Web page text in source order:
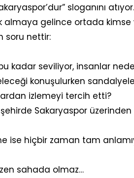
sloganını
almaya gelince ortada kimse
soru nettir:
kadar seviliyor, insanlar
konuşulurken
izlemeyi tercih etti?
şehirde Sakaryaspor
ise hiçbir zaman tam
sahada olmaz…